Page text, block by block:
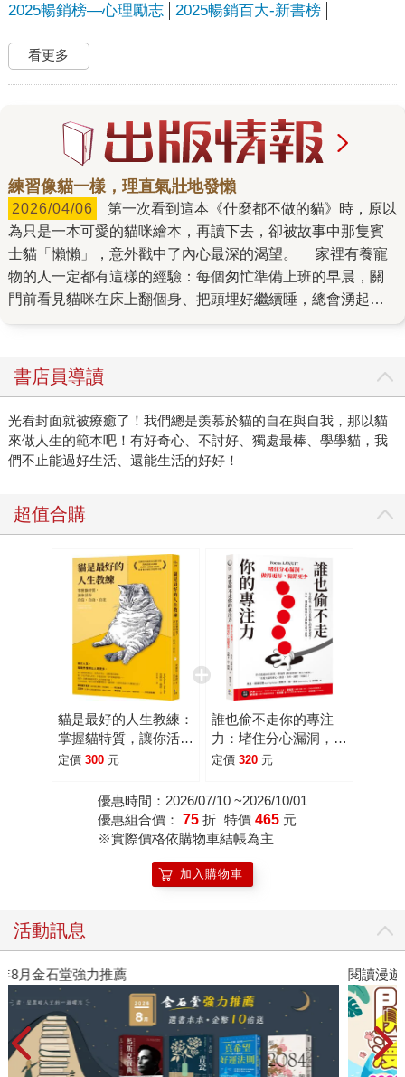
2025暢銷榜—心理勵志 2025暢銷百大-新書榜
看更多
練習像貓一樣，理直氣壯地發懶
2026/04/06
為只是一本可愛的貓咪繪本，再讀下去，卻被故事中那隻賓
士貓「懶懶」，意外戳中了內心最深的渴望。 家裡有養寵
物的人一定都有這樣的經驗：每個匆忙準備上班的早晨，關
門前看見貓咪在床上翻個身、把頭埋好繼續睡，總會湧起一
習慣了把「有用」當作價值的判斷標準，每天排滿各種待辦
清單，彷彿只要慢下來，我們的價值就會歸零。 然而，這
本書溫柔地提醒了我們：存在本身即有價值。 這是一本貓
奴們一定會秒懂的書。書中，懶懶就像一般的貓，理所當然
地每天睡飽飽，只需要理理毛、曬太陽、抓紙箱，明明什麼
的讚嘆（雖然貓也不在乎就是了）。直到小主人小陽因為珍
惜的寶物失蹤而急得團團轉時，平日看似「無用」的懶懶，
已忘了怎麼好好休息的我們來說，貓咪用牠的「懶」提醒：
生活中的許多答案，往往是在「無所事事」的時候才會浮
現。這既是一種療癒，也是與自我的和解。這本繪本不只是
一個關於男孩與貓的溫馨日常，更是一個邀請，邀請你放下
手機和焦慮，轉身去抱抱身邊那隻正在發懶的貓，或是單純
地給自己一個什麼都不做的午後，跟貓咪學習如何活在當下
世界上最幸福的事。
書店員導讀
光看封面就被療癒了！我們總是羡慕於貓的自在與自我，那以貓
來做人生的範本吧！有好奇心、不討好、獨處最棒、學學貓，我
們不止能過好生活、還能生活的好好！
超值合購
貓是最好的人生教練：
掌握貓特質，讓你活得
自信、自由、自在
定價 300 元
誰也偷不走你的專注
力：堵住分心漏洞，做
得更好，犯錯更少
定價 320 元
優惠時間：2026/07/10 ~2026/10/01
優惠組合價： 75 折 特價 465 元
※實際價格依購物車結帳為主
加入購物車
活動訊息
閱讀漫遊錄-2026上半年暢銷榜
高
者